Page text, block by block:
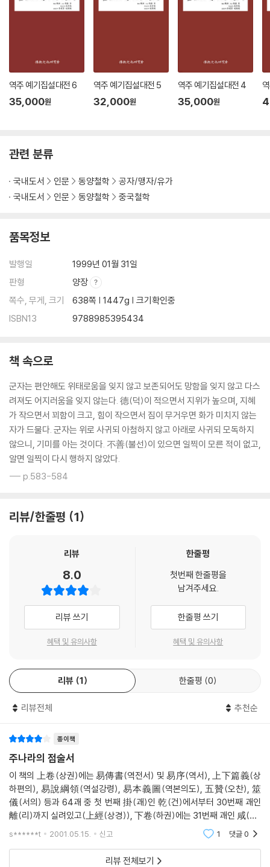
역주 예기집설대전 6
35,000원
역주 예기집설대전 5
32,000원
역주 예기집설대전 4
35,000원
관련 분류
국내도서 인문 동양철학
공자/맹자/유가
국내도서
인문 동양철학 중국철학
품목정보
발행일
1999년 01월 31일
판형
양장
쪽수, 무게, 크기
638쪽 | 1447g | 크기확인중
ISBN13
9788985395434
책 속으로
군자는 편안해도 위태로움을 잊지 않고 보존되어도 망함을 잊지 않고 다스
려져도 어지러움을 잊지 않는다. 德(덕)이 적으면서 지위가 높으며, 지혜
가 작으면서 꾀함이 크고, 힘이 작으면서 짐이 무거우면 화가 미치지 않는
자가 드물다. 군자는 위로 사귀되 아첨하지 않고 아래로 사귀되 모독하지
않으니, 기미를 아는 것이다. 不善(불선)이 있으면 일찍이 모른 적이 없고,
알면 일찍이 다시 행하지 않았다.
--- p.583-584
리뷰/한줄평 1
리뷰
8.0
리뷰 쓰기
혜택 및 유의사항
한줄평
첫번째 한줄평을
남겨주세요.
한줄평 쓰기
혜택 및 유의사항
리뷰 1 한줄평 0
리뷰전체 추천순
종이책
주나라의 점술서
이 책의 上卷(상권)에는 易傳書(역전서) 및 易序(역서), 上下篇義(상
하편의), 易說綱領(역설강령), 易本義圖(역본의도), 五贊(오찬), 筮
儀(서의) 등과 64괘 중 첫 번째 掛(괘)인 乾(건)에서부터 30번째 괘인
離(리)까지 실려있고(上經(상경)), 下卷(하권)에는 31번째 괘인 咸(함)
부터 마지막 64번째 괘인 未濟(미제)까지(下經(하경))에다 「繫辭傳
s******t 2001.05.15. 신고 1 댓글0
리뷰 전체보기